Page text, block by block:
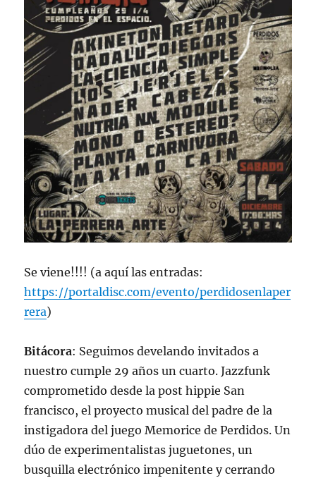
Se viene!!!! (a aquí las entradas:
https://portaldisc.com/evento/perdidosenlaper
rera)
Bitácora: Seguimos develando invitados a
nuestro cumple 29 años un cuarto. Jazzfunk
comprometido desde la post hippie San
francisco, el proyecto musical del padre de la
instigadora del juego Memorice de Perdidos. Un
dúo de experimentalistas juguetones, un
busquilla electrónico impenitente y cerrando